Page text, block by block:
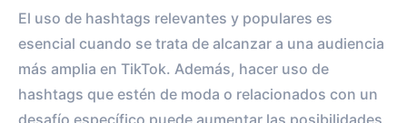
El uso de hashtags relevantes y populares es
esencial cuando se trata de alcanzar a una audiencia
más amplia en TikTok. Además, hacer uso de
hashtags que estén de moda o relacionados con un
desafío específico puede aumentar las posibilidades